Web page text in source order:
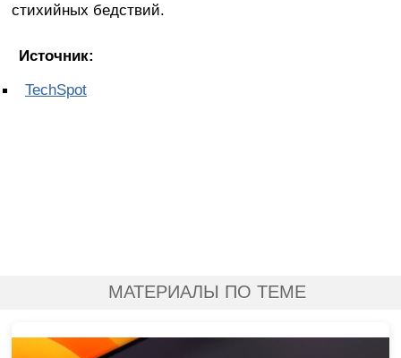
стихийных бедствий.
Источник:
TechSpot
МАТЕРИАЛЫ ПО ТЕМЕ